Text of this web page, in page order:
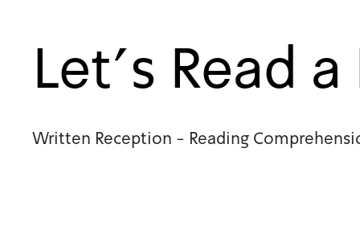
Let's Read a
Written Reception - Reading